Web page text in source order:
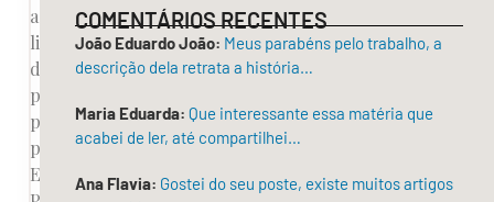
aclamados
livros
de
poemas
publicados
pela
Editora
COMENTÁRIOS RECENTES
João Eduardo João: Meus parabéns pelo trabalho, a
descrição dela retrata a história…
Maria Eduarda: Que interessante essa matéria que
acabei de ler, até compartilhei…
Ana Flavia: Gostei do seu poste, existe muitos artigos